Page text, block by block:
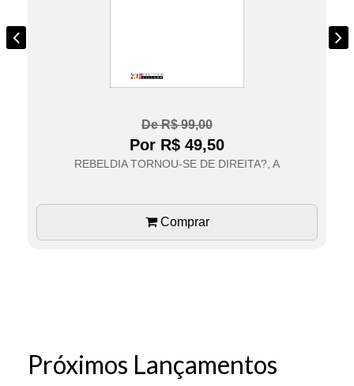
De R$ 99,00
Por R$ 49,50
REBELDIA TORNOU-SE DE DIREITA?, A
Comprar
Próximos Lançamentos